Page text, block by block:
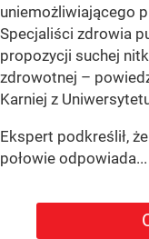
uniemożliwiającego
Specjaliści zdrowia
propozycji suchej
zdrowotnej –
Karniej z
Ekspert podkreślił,
połowie odpowiada...